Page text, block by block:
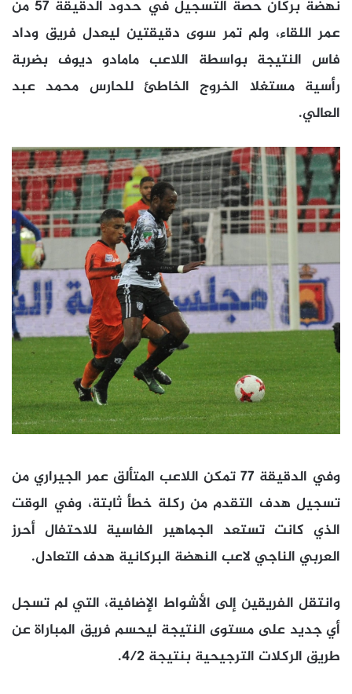
نهضة بركان حصة التسجيل في حدود الدقيقة 57 من
عمر اللقاء، ولم تمر سوى دقيقتين ليعدل فريق وداد
فاس النتيجة بواسطة اللاعب مامادو ديوف بضربة
رأسية مستغلا الخروج الخاطئ للحارس محمد عبد
العالي.
وفي الدقيقة 77 تمكن اللاعب المتألق عمر الجيراري من
تسجيل هدف التقدم من ركلة خطأ ثابتة، وفي الوقت
الذي كانت تستعد الجماهير الفاسية للاحتفال أحرز
العربي الناجي لاعب النهضة البركانية هدف التعادل.
وانتقل الفريقين إلى الأشواط الإضافية، التي لم تسجل
أي جديد على مستوى النتيجة ليحسم فريق المباراة عن
طريق الركلات الترجيحية بنتيجة 4/2.